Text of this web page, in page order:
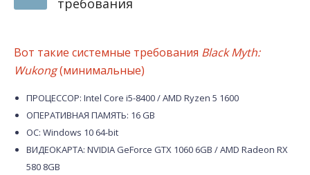
требования
Вот такие системные требования Black Myth:
Wukong(минимальные)
ПРОЦЕССОР: Intel Core i5-8400 / AMD Ryzen 5 1600
ОПЕРАТИВНАЯ ПАМЯТЬ: 16 GB
ОС: Windows 10 64-bit
ВИДЕОКАРТА: NVIDIA GeForce GTX 1060 6GB / AMD Radeon RX
580 8GB